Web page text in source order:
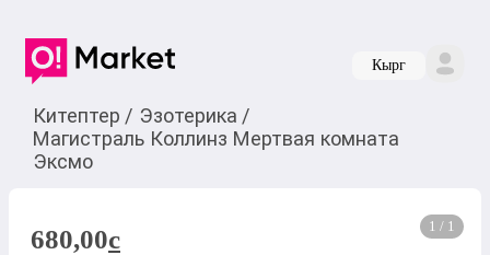
Кырг
Китептер / Эзотерика /
Магистраль Коллинз Мертвая комната
Эксмо
1 / 1
680,00c